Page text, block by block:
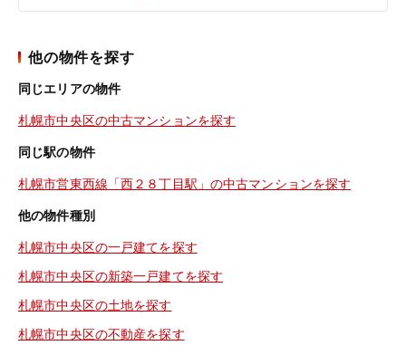
他の物件を探す
同じエリアの物件
札幌市中央区の中古マンションを探す
同じ駅の物件
札幌市営東西線「西２８丁目駅」の中古マンションを探す
他の物件種別
札幌市中央区の一戸建てを探す
札幌市中央区の新築一戸建てを探す
札幌市中央区の土地を探す
札幌市中央区の不動産を探す